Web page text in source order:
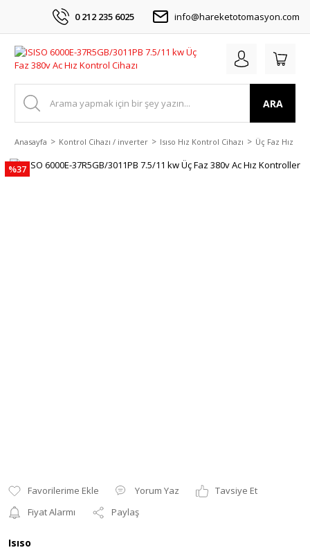
0 212 235 6025 info@hareketotomasyon.com
ARA
Anasayfa Kontrol Cihazı / inverter Isıso Hız Kontrol Cihazı Üç Faz Hız
%37
Yorum Yaz
Tavsiye Et
Fiyat Alarmı
Paylaş
Isıso